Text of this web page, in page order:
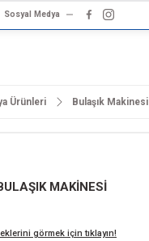
Sosyal Medya
Geri Dön
Geri Dön
Geri Dön
Geri Dön
Geri Dön
Geri Dön
Geri Dön
Ürünleri Bulaşık Makinesi
MAKİNESİ
görmek için tıklayın!